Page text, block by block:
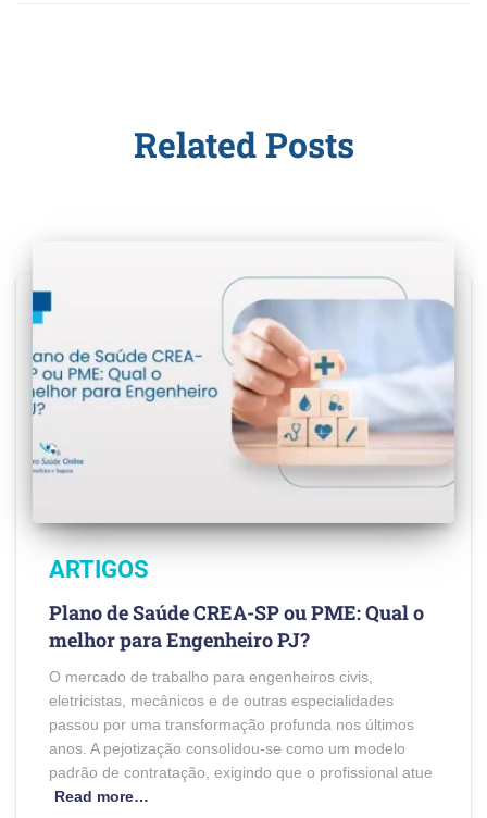
Related Posts
ARTIGOS
Plano de Saúde CREA-SP ou PME: Qual o
melhor para Engenheiro PJ?
O mercado de trabalho para engenheiros civis,
eletricistas, mecânicos e de outras especialidades
passou por uma transformação profunda nos últimos
anos. A pejotização consolidou-se como um modelo
padrão de contratação, exigindo que o profissional atue
Read more…